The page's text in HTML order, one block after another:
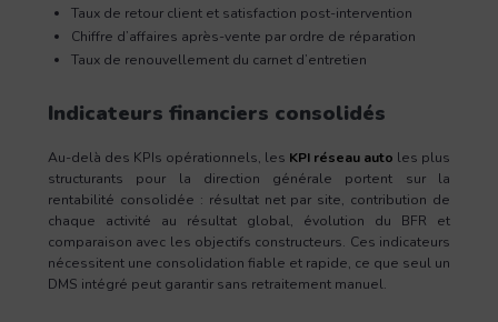
Taux de retour client et satisfaction post-intervention
Chiffre d’affaires après-vente par ordre de réparation
Taux de renouvellement du carnet d’entretien
Indicateurs financiers consolidés
Au-delà des KPIs opérationnels, les KPI réseau auto les plus
structurants pour la direction générale portent sur la
rentabilité consolidée : résultat net par site, contribution de
chaque activité au résultat global, évolution du BFR et
comparaison avec les objectifs constructeurs. Ces indicateurs
nécessitent une consolidation fiable et rapide, ce que seul un
DMS intégré peut garantir sans retraitement manuel.